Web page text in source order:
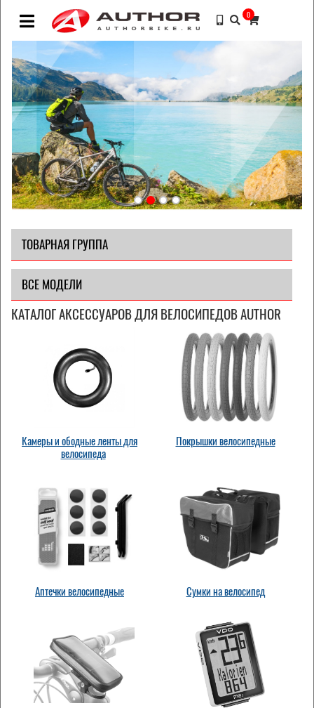
0
ТОВАРНАЯ ГРУППА
ВСЕ МОДЕЛИ
КАТАЛОГ АКСЕССУАРОВ ДЛЯ ВЕЛОСИПЕДОВ AUTHOR
Камеры и ободные ленты для
велосипеда
Покрышки велосипедные
Аптечки велосипедные Сумки на велосипед